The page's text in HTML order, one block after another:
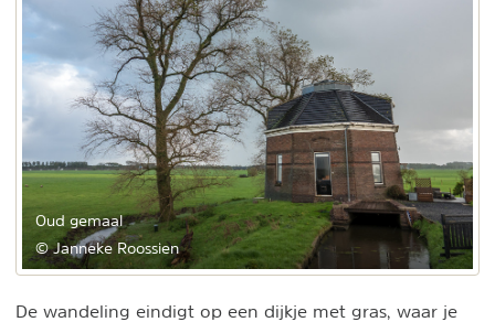
Oud gemaal
© Janneke Roossien
De wandeling eindigt op een dijkje met gras, waar je